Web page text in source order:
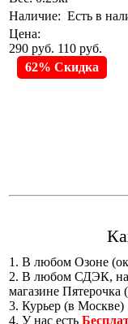
Наличие: Есть в
Цена:
290 руб. 110 руб.
62% Скидка
1. В любом Озоне
2. В любом СДЭК, на
магазине Пятерочка
3. Курьер (в Москве)
4. У нас есть